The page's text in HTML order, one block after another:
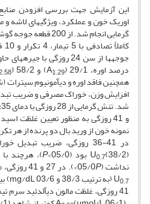
این آزمایش جهت بررسی افزودن
اوریک خون و عملکرد، ویژگی­های لاشه
جوجه­ها از سن 24 روزگی با جیره­های حاوی 35/0 (U
درصد اوره، 29/1 (A 1.29 ) و 58/2 (A
همچنین فاقد اوره و دی­آمونیوم
افزایش وزن، خوراک مصرفی و ضریب
و 41 روزگی به منظور تعیین غلظت
نمونه خون از ورید بال دو پرنده از هر
در 41-36 روزگی، ضریب تبدیل خوراک تیمار A
U0.7(38/2) بود (05/0> P
نداشت (05/0P >). در 27
U0.7 (به ترتیب 38/3 و mg/dL 03/6) بیشتر از شاهد بود (05/0>
41 روزگی، غلظت مالون دی­آلدئید سرم تیمارهای U